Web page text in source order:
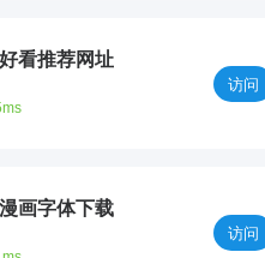
看推荐网址
访问
画字体下载
访问